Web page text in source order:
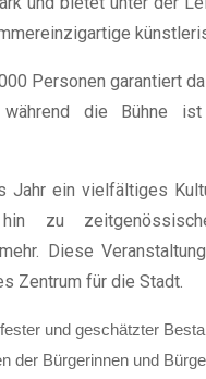
Personen garantiert
die Bühne
ein vielfältiges
zu
Diese
Zentrum für die Stadt.
und geschätzter
der Bürgerinnen und